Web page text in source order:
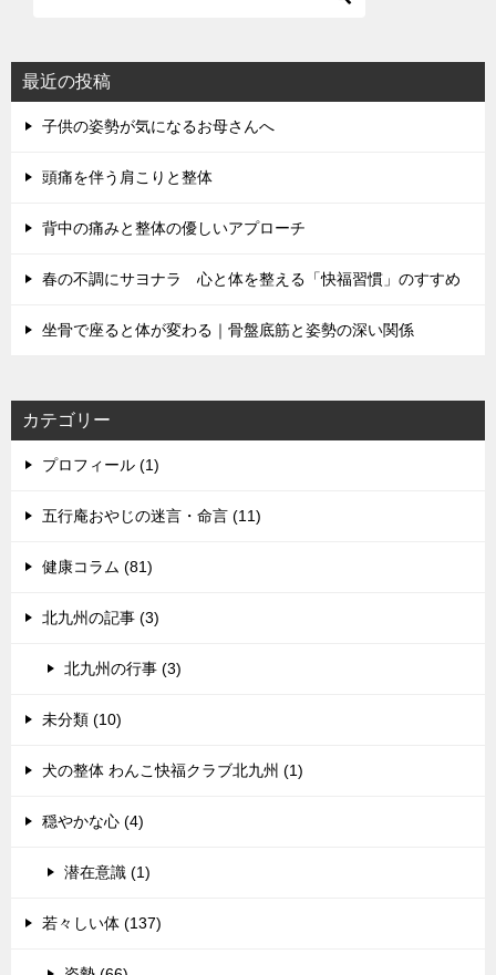
シ
ョ
最近の投稿
子供の姿勢が気になるお母さんへ
頭痛を伴う肩こりと整体
背中の痛みと整体の優しいアプローチ
春の不調にサヨナラ 心と体を整える「快福習慣」のすすめ
坐骨で座ると体が変わる｜骨盤底筋と姿勢の深い関係
カテゴリー
プロフィール (1)
五行庵おやじの迷言・命言 (11)
健康コラム (81)
北九州の記事 (3)
北九州の行事 (3)
未分類 (10)
犬の整体 わんこ快福クラブ北九州 (1)
穏やかな心 (4)
潜在意識 (1)
若々しい体 (137)